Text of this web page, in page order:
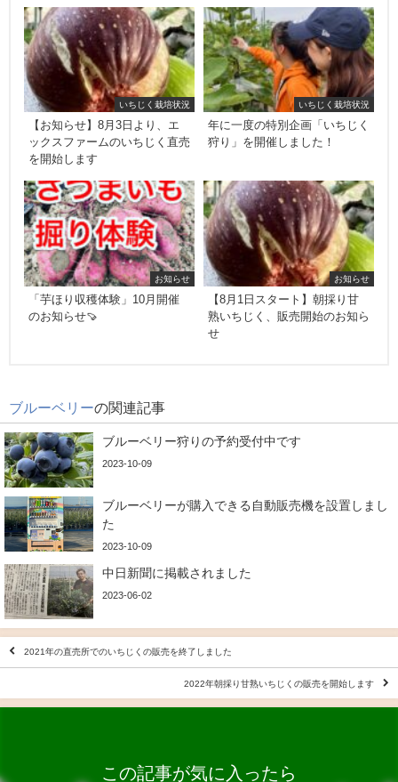
いちじく栽培状況
【お知らせ】8月3日より、エ
ックスファームのいちじく直売
を開始します
いちじく栽培状況
年に一度の特別企画「いちじく
狩り」を開催しました！
お知らせ
「芋ほり収穫体験」10月開催
のお知らせ🍠
お知らせ
【8月1日スタート】朝採り甘
熟いちじく、販売開始のお知ら
せ
ブルーベリーの関連記事
ブルーベリー狩りの予約受付中です
2023-10-09
ブルーベリーが購入できる自動販売機を設置しまし
た
2023-10-09
中日新聞に掲載されました
2023-06-02
2021年の直売所でのいちじくの販売を終了しました
2022年朝採り甘熟いちじくの販売を開始します
この記事が気に入ったら